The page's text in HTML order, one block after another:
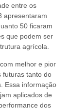
entre os
apresentaram
50 ficaram
que podem ser
agrícola.
melhor e pior
futuras tanto do
Essa informação
aplicados de
dos